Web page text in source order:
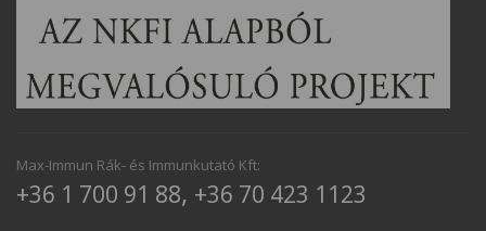
Max-Immun Rák- és Immunkutató Kft:
+36 1 700 91 88, +36 70 423 1123